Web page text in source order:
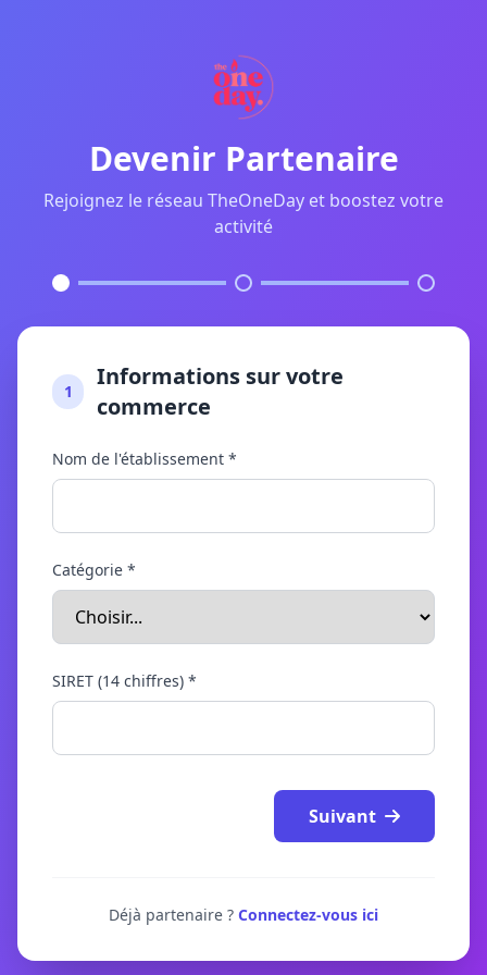
Devenir Partenaire
Rejoignez le réseau TheOneDay et boostez votre
activité
1
Informations sur votre
commerce
Nom de l'établissement *
Catégorie *
SIRET (14 chiffres) *
Suivant
Déjà partenaire ? Connectez-vous ici